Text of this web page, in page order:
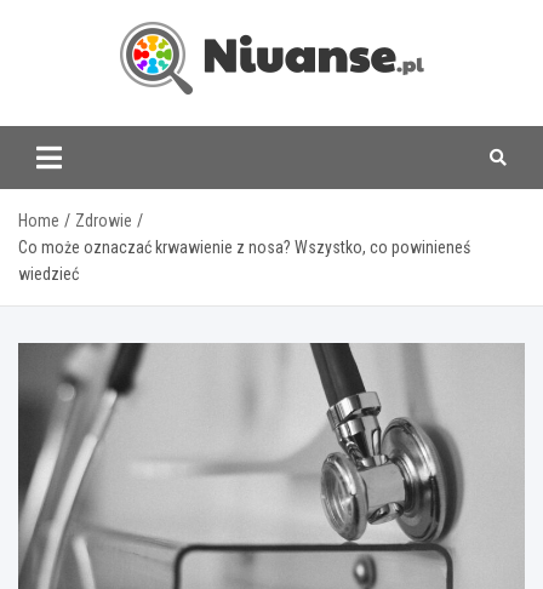
www.niuanse.pl
Home
Zdrowie
Co może oznaczać krwawienie z nosa? Wszystko, co powinieneś
wiedzieć